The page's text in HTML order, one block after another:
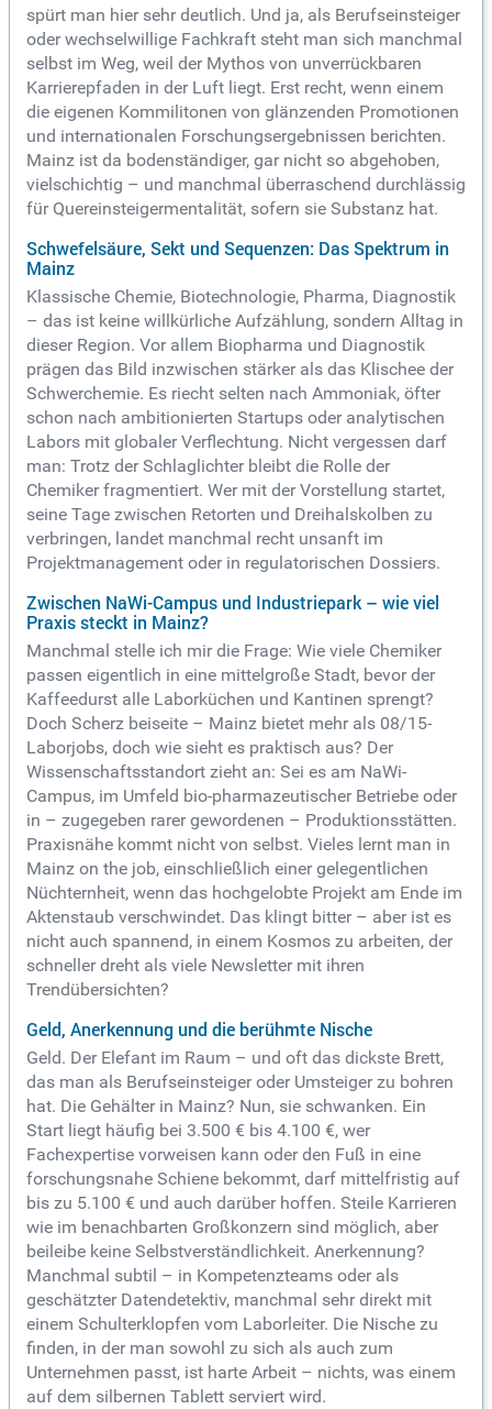
spürt man hier sehr deutlich. Und ja, als Berufseinsteiger
oder wechselwillige Fachkraft steht man sich manchmal
selbst im Weg, weil der Mythos von unverrückbaren
Karrierepfaden in der Luft liegt. Erst recht, wenn einem
die eigenen Kommilitonen von glänzenden Promotionen
und internationalen Forschungsergebnissen berichten.
Mainz ist da bodenständiger, gar nicht so abgehoben,
vielschichtig – und manchmal überraschend durchlässig
für Quereinsteigermentalität, sofern sie Substanz hat.
Schwefelsäure, Sekt und Sequenzen: Das Spektrum in
Mainz
Klassische Chemie, Biotechnologie, Pharma, Diagnostik
– das ist keine willkürliche Aufzählung, sondern Alltag in
dieser Region. Vor allem Biopharma und Diagnostik
prägen das Bild inzwischen stärker als das Klischee der
Schwerchemie. Es riecht selten nach Ammoniak, öfter
schon nach ambitionierten Startups oder analytischen
Labors mit globaler Verflechtung. Nicht vergessen darf
man: Trotz der Schlaglichter bleibt die Rolle der
Chemiker fragmentiert. Wer mit der Vorstellung startet,
seine Tage zwischen Retorten und Dreihalskolben zu
verbringen, landet manchmal recht unsanft im
Projektmanagement oder in regulatorischen Dossiers.
Zwischen NaWi-Campus und Industriepark – wie viel
Praxis steckt in Mainz?
Manchmal stelle ich mir die Frage: Wie viele Chemiker
passen eigentlich in eine mittelgroße Stadt, bevor der
Kaffeedurst alle Laborküchen und Kantinen sprengt?
Doch Scherz beiseite – Mainz bietet mehr als 08/15-
Laborjobs, doch wie sieht es praktisch aus? Der
Wissenschaftsstandort zieht an: Sei es am NaWi-
Campus, im Umfeld bio-pharmazeutischer Betriebe oder
in – zugegeben rarer gewordenen – Produktionsstätten.
Praxisnähe kommt nicht von selbst. Vieles lernt man in
Mainz on the job, einschließlich einer gelegentlichen
Nüchternheit, wenn das hochgelobte Projekt am Ende im
Aktenstaub verschwindet. Das klingt bitter – aber ist es
nicht auch spannend, in einem Kosmos zu arbeiten, der
schneller dreht als viele Newsletter mit ihren
Trendübersichten?
Geld, Anerkennung und die berühmte Nische
Geld. Der Elefant im Raum – und oft das dickste Brett,
das man als Berufseinsteiger oder Umsteiger zu bohren
hat. Die Gehälter in Mainz? Nun, sie schwanken. Ein
Start liegt häufig bei 3.500 € bis 4.100 €, wer
Fachexpertise vorweisen kann oder den Fuß in eine
forschungsnahe Schiene bekommt, darf mittelfristig auf
bis zu 5.100 € und auch darüber hoffen. Steile Karrieren
wie im benachbarten Großkonzern sind möglich, aber
beileibe keine Selbstverständlichkeit. Anerkennung?
Manchmal subtil – in Kompetenzteams oder als
geschätzter Datendetektiv, manchmal sehr direkt mit
einem Schulterklopfen vom Laborleiter. Die Nische zu
finden, in der man sowohl zu sich als auch zum
Unternehmen passt, ist harte Arbeit – nichts, was einem
auf dem silbernen Tablett serviert wird.